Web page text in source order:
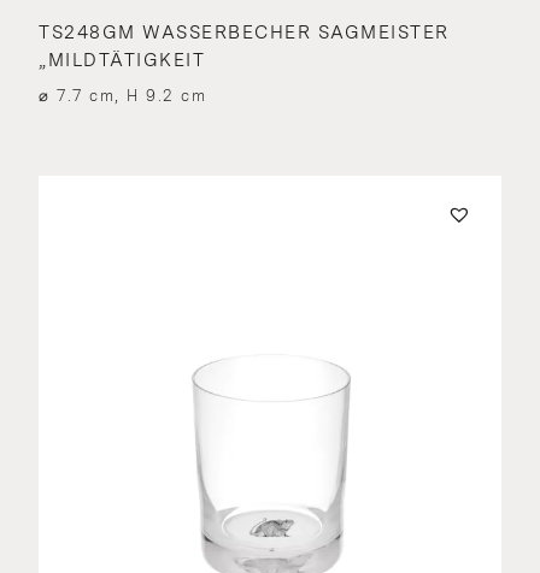
TS248GM WASSERBECHER SAGMEISTER
„MILDTÄTIGKEIT
⌀ 7.7 cm, H 9.2 cm